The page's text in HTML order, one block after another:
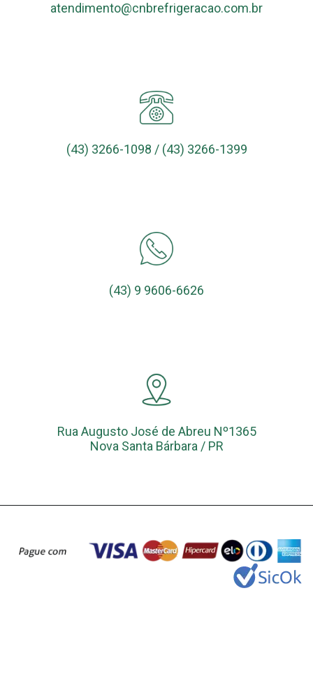
atendimento@cnbrefrigeracao.com.br
(43) 3266-1098 / (43) 3266-1399
(43) 9 9606-6626
Rua Augusto José de Abreu Nº1365
Nova Santa Bárbara / PR